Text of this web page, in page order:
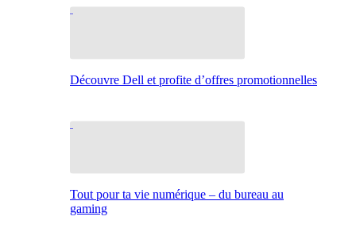
Découvre Dell et profite d’offres promotionnelles
Tout pour ta vie numérique – du bureau au
gaming